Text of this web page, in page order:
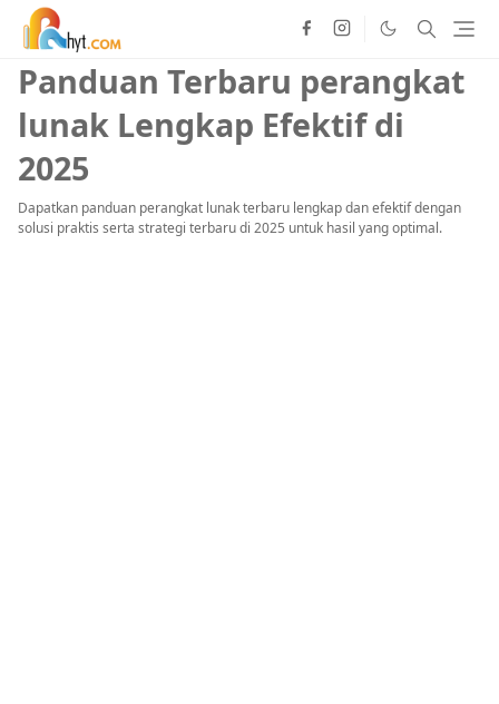
Panduan Terbaru perangkat
lunak Lengkap Efektif di
2025
Dapatkan panduan perangkat lunak terbaru lengkap dan efektif dengan
solusi praktis serta strategi terbaru di 2025 untuk hasil yang optimal.